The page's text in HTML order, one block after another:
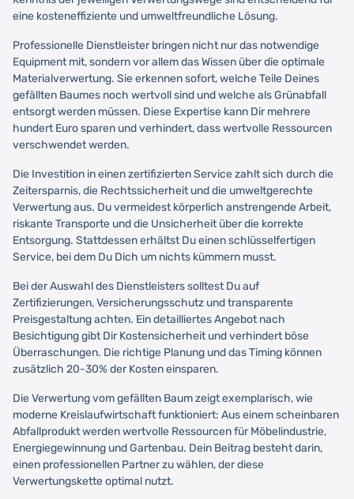
eine kosteneffiziente und umweltfreundliche Lösung.
Professionelle Dienstleister bringen nicht nur das notwendige
Equipment mit, sondern vor allem das Wissen über die optimale
Materialverwertung. Sie erkennen sofort, welche Teile Deines
gefällten Baumes noch wertvoll sind und welche als Grünabfall
entsorgt werden müssen. Diese Expertise kann Dir mehrere
hundert Euro sparen und verhindert, dass wertvolle Ressourcen
verschwendet werden.
Die Investition in einen zertifizierten Service zahlt sich durch die
Zeitersparnis, die Rechtssicherheit und die umweltgerechte
Verwertung aus. Du vermeidest körperlich anstrengende Arbeit,
riskante Transporte und die Unsicherheit über die korrekte
Entsorgung. Stattdessen erhältst Du einen schlüsselfertigen
Service, bei dem Du Dich um nichts kümmern musst.
Bei der Auswahl des Dienstleisters solltest Du auf
Zertifizierungen, Versicherungsschutz und transparente
Preisgestaltung achten. Ein detailliertes Angebot nach
Besichtigung gibt Dir Kostensicherheit und verhindert böse
Überraschungen. Die richtige Planung und das Timing können
zusätzlich 20-30% der Kosten einsparen.
Die Verwertung vom gefällten Baum zeigt exemplarisch, wie
moderne Kreislaufwirtschaft funktioniert: Aus einem scheinbaren
Abfallprodukt werden wertvolle Ressourcen für Möbelindustrie,
Energiegewinnung und Gartenbau. Dein Beitrag besteht darin,
einen professionellen Partner zu wählen, der diese
Verwertungskette optimal nutzt.